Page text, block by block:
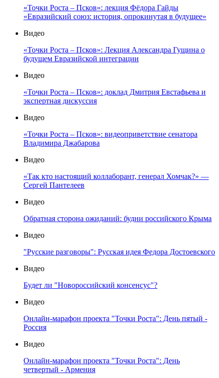
«Точки Роста – Псков»: лекция Фёдора Гайды
«Евразийский союз: история, опрокинутая в будущее»
Видео
«Точки Роста – Псков»: Лекция Александра Гущина о
будущем Евразийской интеграции
Видео
«Точки Роста – Псков»: доклад Дмитрия Евстафьева и
экспертная дискуссия
Видео
«Точки Роста – Псков»: видеоприветствие сенатора
Владимира Джабарова
Видео
«Так кто настоящий коллаборант, генерал Хомчак?» —
Сергей Пантелеев
Видео
Обратная сторона ожиданий: будни российского Крыма
Видео
"Русские разговоры": Русская идея Федора Достоевского
Видео
Будет ли "Новороссийский консенсус"?
Видео
Онлайн-марафон проекта "Точки Роста": День пятый -
Россия
Видео
Онлайн-марафон проекта "Точки Роста": День
четвертый - Армения